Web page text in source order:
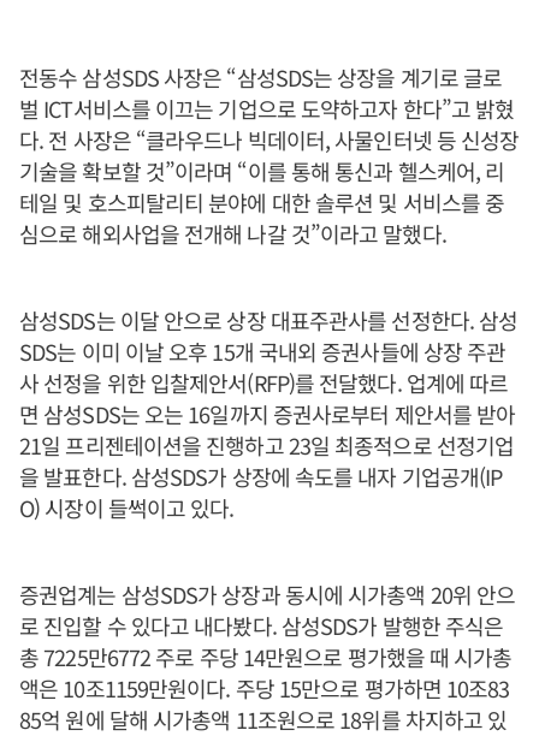
전동수 삼성SDS 사장은 “삼성SDS는 상장을 계기로 글로
벌 ICT서비스를 이끄는 기업으로 도약하고자 한다”고 밝혔
다. 전 사장은 “클라우드나 빅데이터, 사물인터넷 등 신성장
기술을 확보할 것”이라며 “이를 통해 통신과 헬스케어, 리
테일 및 호스피탈리티 분야에 대한 솔루션 및 서비스를 중
심으로 해외사업을 전개해 나갈 것”이라고 말했다.
삼성SDS는 이달 안으로 상장 대표주관사를 선정한다. 삼성
SDS는 이미 이날 오후 15개 국내외 증권사들에 상장 주관
사 선정을 위한 입찰제안서(RFP)를 전달했다. 업계에 따르
면 삼성SDS는 오는 16일까지 증권사로부터 제안서를 받아
21일 프리젠테이션을 진행하고 23일 최종적으로 선정기업
을 발표한다. 삼성SDS가 상장에 속도를 내자 기업공개(IP
O) 시장이 들썩이고 있다.
증권업계는 삼성SDS가 상장과 동시에 시가총액 20위 안으
로 진입할 수 있다고 내다봤다. 삼성SDS가 발행한 주식은
총 7225만6772 주로 주당 14만원으로 평가했을 때 시가총
액은 10조1159만원이다. 주당 15만으로 평가하면 10조83
85억 원에 달해 시가총액 11조원으로 18위를 차지하고 있